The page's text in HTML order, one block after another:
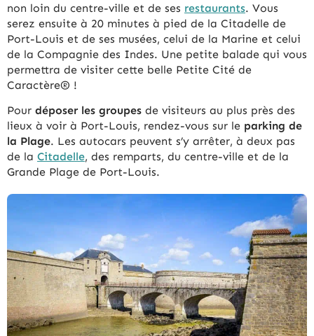
non loin du centre-ville et de ses restaurants. Vous
serez ensuite à 20 minutes à pied de la Citadelle de
Port-Louis et de ses musées, celui de la Marine et celui
de la Compagnie des Indes. Une petite balade qui vous
permettra de visiter cette belle Petite Cité de
Caractère® !
Pour déposer les groupes de visiteurs au plus près des
lieux à voir à Port-Louis, rendez-vous sur le parking de
la Plage. Les autocars peuvent s’y arrêter, à deux pas
de la Citadelle, des remparts, du centre-ville et de la
Grande Plage de Port-Louis.